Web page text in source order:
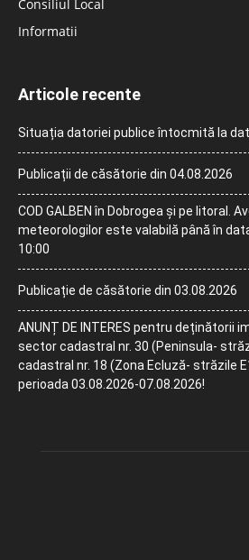
Consiliul Local
Informatii
Articole recente
Situația datoriei publice întocmită la
Publicații de căsătorie din 04.08.2026
COD GALBEN în Dobrogea și pe litoral.
meteorologilor este valabilă până în
10:00
Publicație de căsătorie din 03.08.2026
ANUNȚ DE INTERES pentru deținătorii
sector cadastral nr. 30 (Peninsula-
cadastral nr. 18 (Zona Ecluză- străzile
perioada 03.08.2026-07.08.2026!